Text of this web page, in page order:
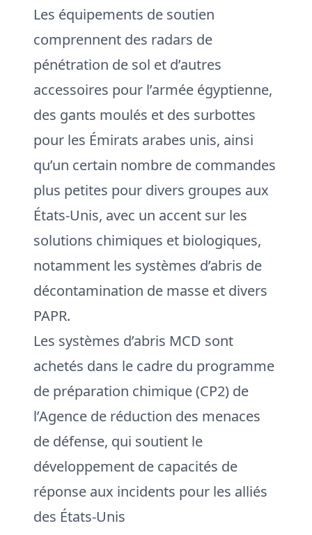
Les équipements de soutien
comprennent des radars de
pénétration de sol et d’autres
accessoires pour l’armée égyptienne,
des gants moulés et des surbottes
pour les Émirats arabes unis, ainsi
qu’un certain nombre de commandes
plus petites pour divers groupes aux
États-Unis, avec un accent sur les
solutions chimiques et biologiques,
notamment les systèmes d’abris de
décontamination de masse et divers
PAPR.
Les systèmes d’abris MCD sont
achetés dans le cadre du programme
de préparation chimique (CP2) de
l’Agence de réduction des menaces
de défense, qui soutient le
développement de capacités de
réponse aux incidents pour les alliés
des États-Unis